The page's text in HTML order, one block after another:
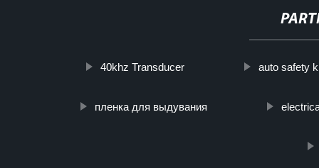
40khz Transducer auto safety
пленка для выдувания